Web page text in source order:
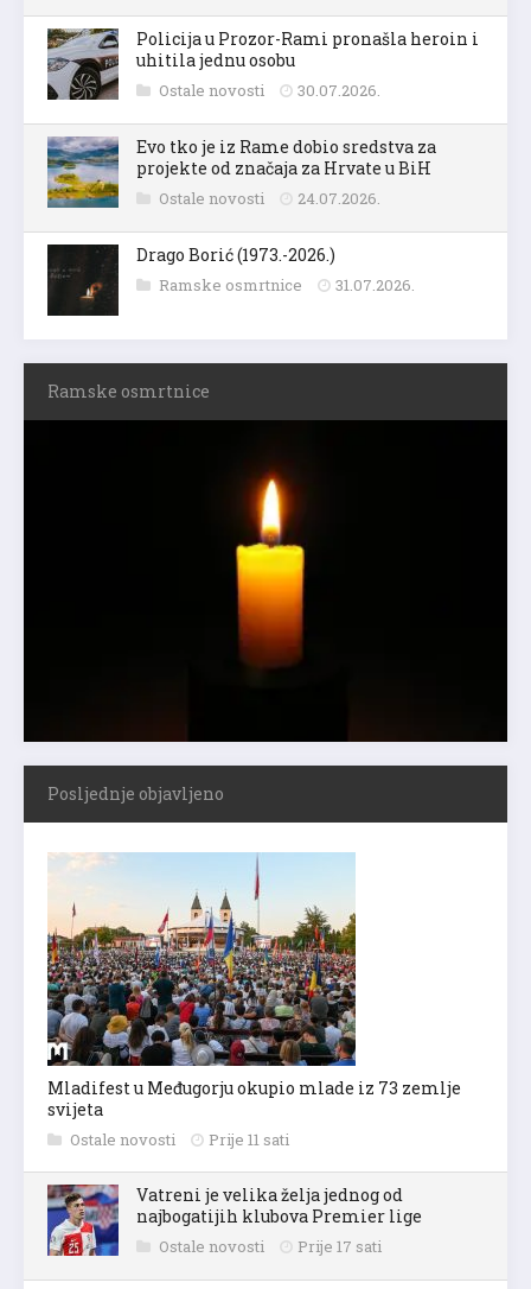
Policija u Prozor-Rami pronašla heroin i
uhitila jednu osobu
Ostale novosti 30.07.2026.
Evo tko je iz Rame dobio sredstva za
projekte od značaja za Hrvate u BiH
Ostale novosti 24.07.2026.
Drago Borić (1973.-2026.)
Ramske osmrtnice 31.07.2026.
Ramske osmrtnice
Posljednje objavljeno
Mladifest u Međugorju okupio mlade iz 73 zemlje
svijeta
Ostale novosti Prije 11 sati
Vatreni je velika želja jednog od
najbogatijih klubova Premier lige
Ostale novosti Prije 17 sati